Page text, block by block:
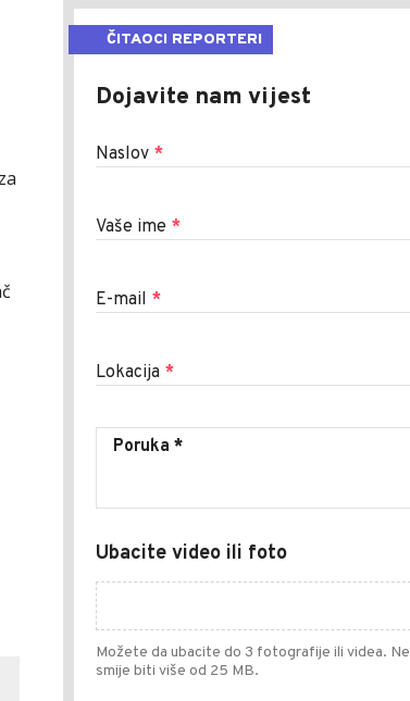
ČITAOCI REPORTERI
Dojavite nam vijest
Naslov *
Vaše ime *
E-mail *
Lokacija *
Ubacite video ili foto
Možete da ubacite do 3 fotografije ili videa. Ne
smije biti više od 25 MB.